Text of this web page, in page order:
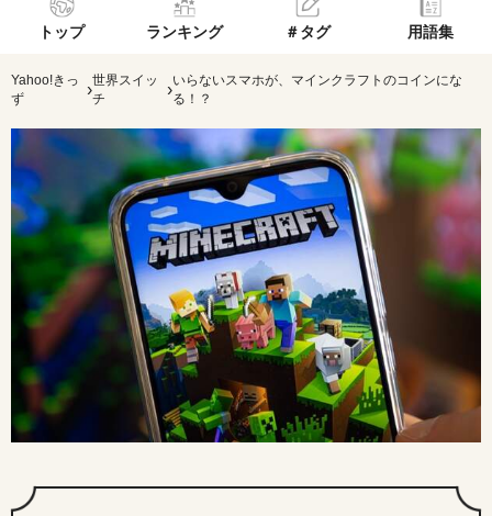
シ
ョ
ン
トップ ランキング ＃タグ 用語集
Yahoo!きっ
ず
›世界スイッ
チ
›いらないスマホが、マインクラフトのコインにな
る！？